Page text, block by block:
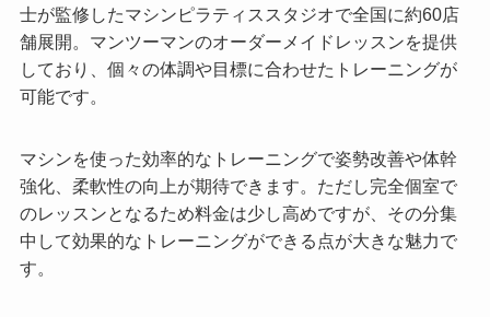
士が監修したマシンピラティススタジオで全国に約60店
舗展開。マンツーマンのオーダーメイドレッスンを提供
しており、個々の体調や目標に合わせたトレーニングが
可能です。
マシンを使った効率的なトレーニングで姿勢改善や体幹
強化、柔軟性の向上が期待できます。ただし完全個室で
のレッスンとなるため料金は少し高めですが、その分集
中して効果的なトレーニングができる点が大きな魅力で
す。